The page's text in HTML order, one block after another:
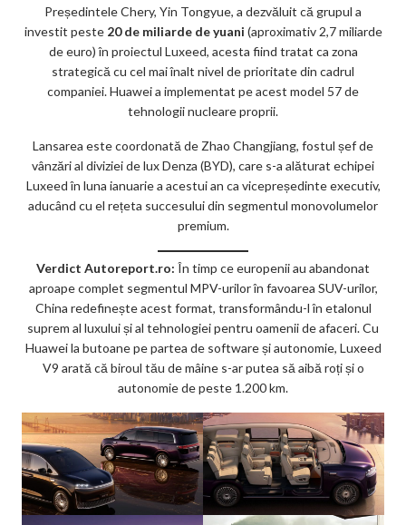
Președintele Chery, Yin Tongyue, a dezvăluit că grupul a
investit peste 20 de miliarde de yuani (aproximativ 2,7 miliarde
de euro) în proiectul Luxeed, acesta fiind tratat ca zona
strategică cu cel mai înalt nivel de prioritate din cadrul
companiei. Huawei a implementat pe acest model 57 de
tehnologii nucleare proprii.
Lansarea este coordonată de Zhao Changjiang, fostul șef de
vânzări al diviziei de lux Denza (BYD), care s-a alăturat echipei
Luxeed în luna ianuarie a acestui an ca vicepreședinte executiv,
aducând cu el rețeta succesului din segmentul monovolumelor
premium.
Verdict Autoreport.ro: În timp ce europenii au abandonat
aproape complet segmentul MPV-urilor în favoarea SUV-urilor,
China redefinește acest format, transformându-l în etalonul
suprem al luxului și al tehnologiei pentru oamenii de afaceri. Cu
Huawei la butoane pe partea de software și autonomie, Luxeed
V9 arată că biroul tău de mâine s-ar putea să aibă roți și o
autonomie de peste 1.200 km.